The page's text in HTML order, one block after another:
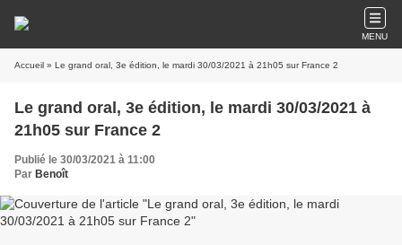
MENU
Accueil » Le grand oral, 3e édition, le mardi 30/03/2021 à 21h05 sur France 2
Le grand oral, 3e édition, le mardi 30/03/2021 à
21h05 sur France 2
Publié le 30/03/2021 à 11:00
Par Benoît